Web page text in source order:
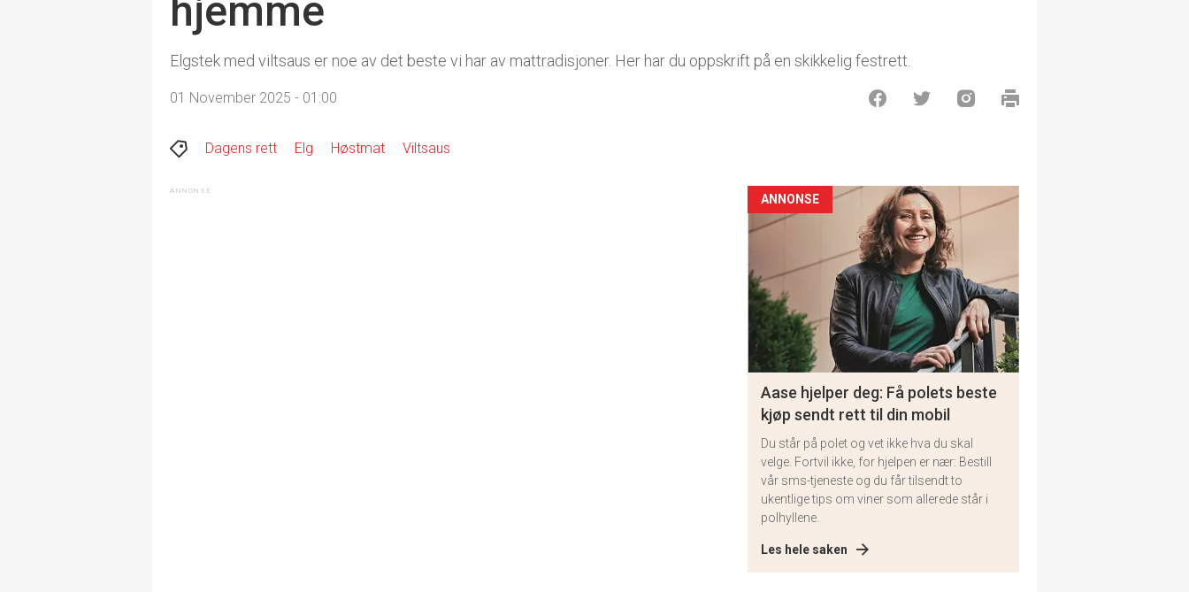
hjemme
Elgstek med viltsaus er noe av det beste vi har av mattradisjoner. Her har du oppskrift på en skikkelig festrett.
01 November 2025 - 01:00
Dagens rett Elg Høstmat Viltsaus
ANNONSE
Aase hjelper deg: Få polets beste
kjøp sendt rett til din mobil
Du står på polet og vet ikke hva du skal
velge. Fortvil ikke, for hjelpen er nær: Bestill
vår sms-tjeneste og du får tilsendt to
ukentlige tips om viner som allerede står i
polhyllene.
Les hele saken